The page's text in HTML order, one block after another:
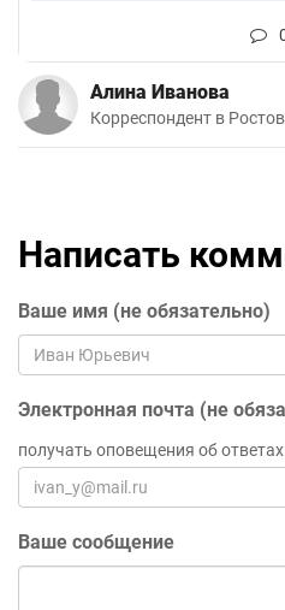
Алина Иванова
Корреспондент в
Написать
Ваше имя (не обязательно)
Электронная почта (не
получать оповещения об
Ваше сообщение